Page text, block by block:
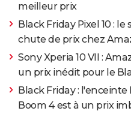
meilleur prix
Black Friday Pixel 10 :
chute de prix chez
Sony Xperia 10 VII :
un prix inédit pour le
Black Friday :
Boom 4 est à un prix